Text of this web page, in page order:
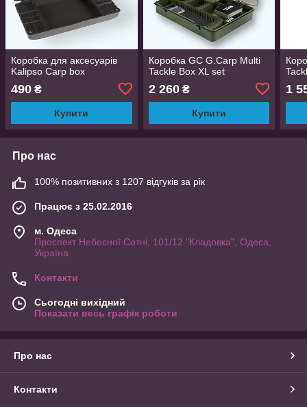
Коробка для аксесуарів
Kalipso Carp box
490 ₴
Купити
Коробка GC G.Carp Multi
Tackle Box XL set
2 260₴
Купити
1
Про нас
100% позитивних з 1207 відгуків за рік
Працює з 25.02.2016
м. Одеса
Проспект Небесної Сотні, 101/12 "Кладовка", Одеса,
Україна
Контакти
Сьогодні вихідний
Показати весь графік роботи
Про нас
Контакти